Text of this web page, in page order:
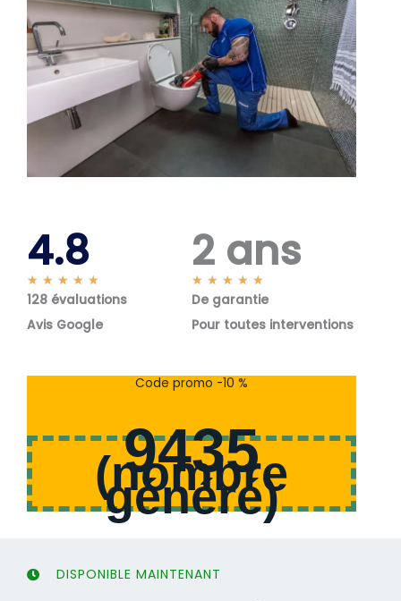
4.8
★ ★ ★ ★ ★
o
s
128 évaluations
Avis Google
2 ans
★ ★ ★ ★ ★
o
s
De garantie
Pour toutes interventions
Code promo -10 %
9435
(nombre
généré)
DISPONIBLE MAINTENANT